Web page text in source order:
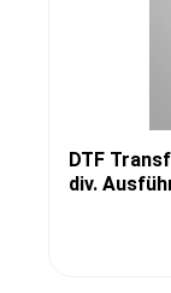
DTF
div.